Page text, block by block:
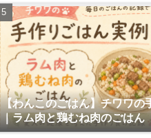
【わんこのごはん】チワワの
｜ラム肉と鶏むね肉のごはん